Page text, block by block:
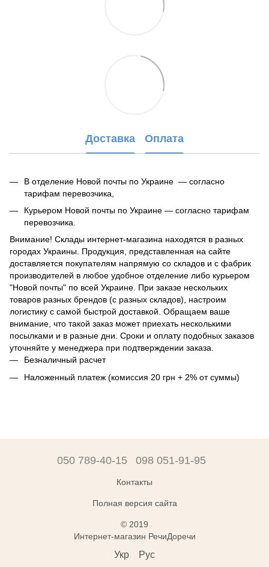
Доставка Оплата
В отделение Новой почты по Украине — согласно
тарифам перевозчика,
Курьером Новой почты по Украине — согласно тарифам
перевозчика.
Внимание! Склады интернет-магазина находятся в разных
городах Украины. Продукция, представленная на сайте
доставляется покупателям напрямую со складов и с фабрик
производителей в любое удобное отделение либо курьером
"Новой почты" по всей Украине. При заказе нескольких
товаров разных брендов (с разных складов), настроим
логистику с самой быстрой доставкой. Обращаем ваше
внимание, что такой заказ может приехать несколькими
посылками и в разные дни. Сроки и оплату подобных заказов
уточняйте у менеджера при подтверждении заказа.
Безналичный расчет
Наложенный платеж (комиссия 20 грн + 2% от суммы)
050 789-40-15 098 051-91-95
Контакты
Полная версия сайта
© 2019
Интернет-магазин РечиДоречи
Укр Рус